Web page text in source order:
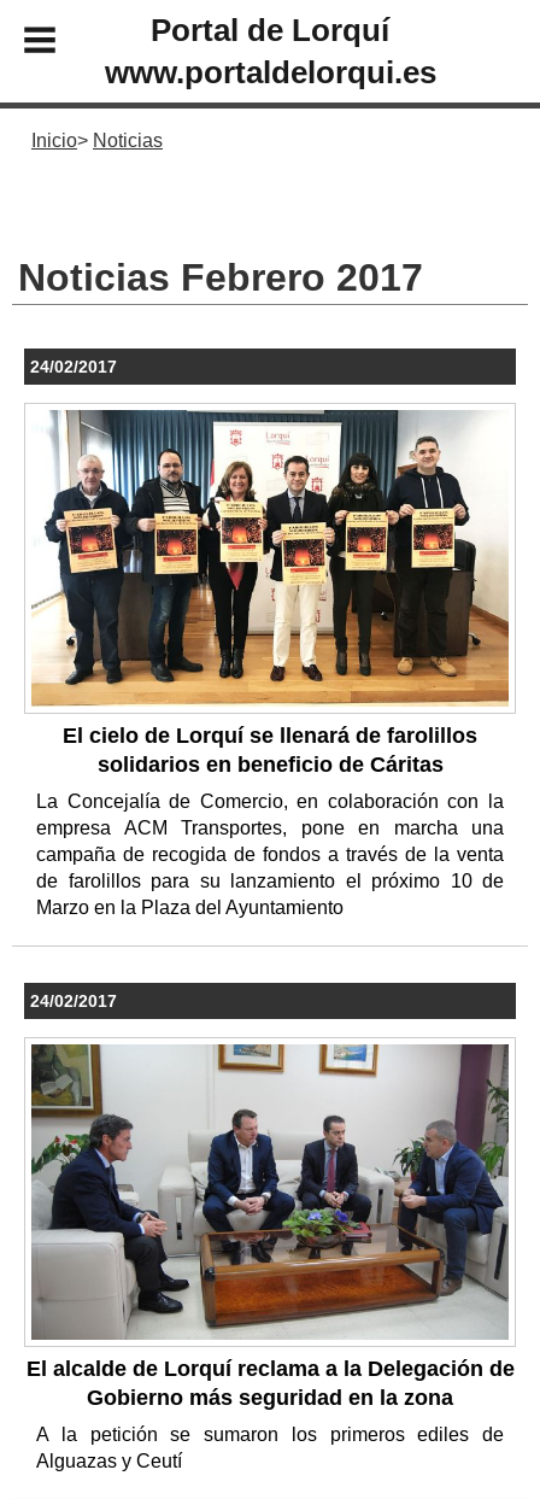
Portal de Lorquí
www.portaldelorqui.es
Inicio Noticias
Noticias Febrero 2017
24/02/2017
El cielo de Lorquí se llenará de farolillos
solidarios en beneficio de Cáritas
La Concejalía de Comercio, en colaboración con la
empresa ACM Transportes, pone en marcha una
campaña de recogida de fondos a través de la venta
de farolillos para su lanzamiento el próximo 10 de
Marzo en la Plaza del Ayuntamiento
24/02/2017
El alcalde de Lorquí reclama a la Delegación de
Gobierno más seguridad en la zona
A la petición se sumaron los primeros ediles de
Alguazas y Ceutí